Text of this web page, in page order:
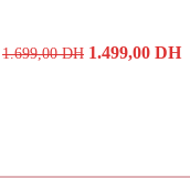
1.699,00DH Le
1.499,00 DHLe